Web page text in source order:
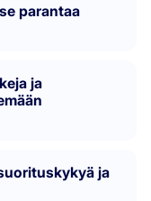
parantaa
ja
ja